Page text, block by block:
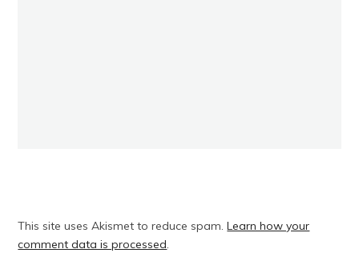
This site uses Akismet to reduce spam.Learn how your
comment data is processed.